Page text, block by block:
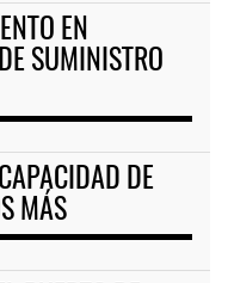
EN
SUMINISTRO
DE
MÁS